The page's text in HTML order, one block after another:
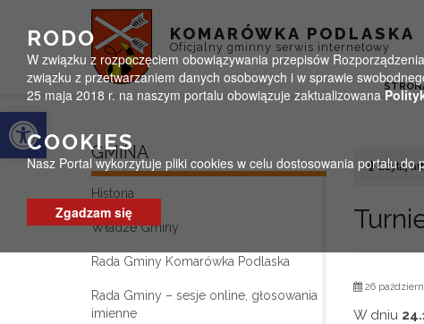
Otwórz pasek narzędzi
KOMARÓWKA PODLASKA
Oficjalny gminny serwis internetowy
GMINA
Historia
Władze Gminy
Rada Gminy Komarówka Podlaska
Rada Gminy – sesje online, głosowania
imienne
Czytaj
26
W dniu
RODO
W związku z rozpoczęciem obowiązywania przepisów
związku z przetwarzaniem danych osobowych i w sprawie
25 maja 2018 r. na naszym portalu obowiązuje zaktualizowana
COOKIES
Nasz Portal wykorzytuje pliki cookies w celu dostosowania portalu
Zgadzam się